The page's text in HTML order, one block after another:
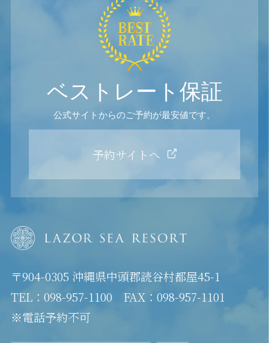
ベストレート保証
公式サイトからのご予約が最安値です。
予約サイトへ
〒904-0305 沖縄県中頭郡読谷村都屋45-1
TEL：098-957-1100 FAX：098-957-1101
※電話予約不可